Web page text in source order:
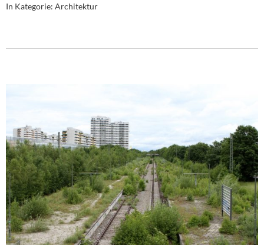
In Kategorie: Architektur